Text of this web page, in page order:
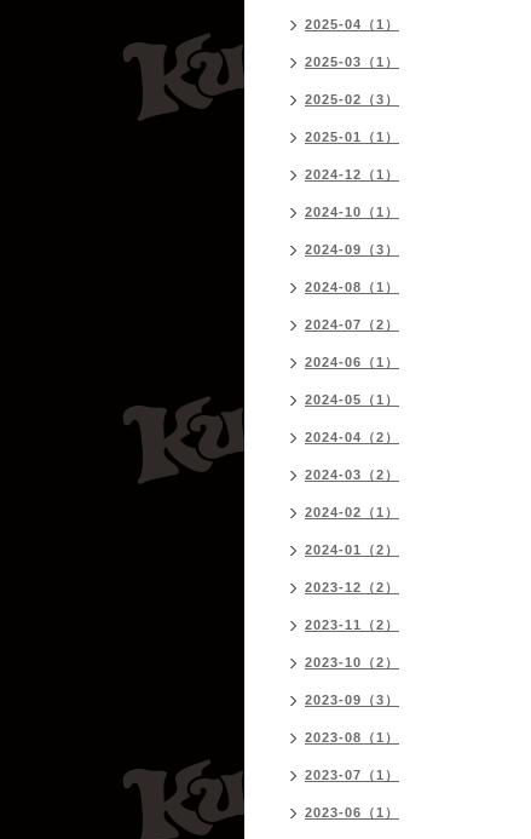
2025-04（1）
2025-03（1）
2025-02（3）
2025-01（1）
2024-12（1）
2024-10（1）
2024-09（3）
2024-08（1）
2024-07（2）
2024-06（1）
2024-05（1）
2024-04（2）
2024-03（2）
2024-02（1）
2024-01（2）
2023-12（2）
2023-11（2）
2023-10（2）
2023-09（3）
2023-08（1）
2023-07（1）
2023-06（1）